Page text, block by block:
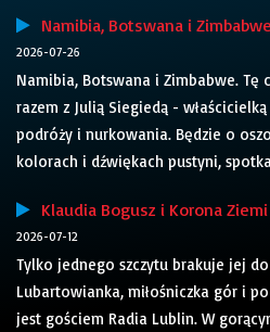
Namibia, Botswana i
2026-07-26
Namibia, Botswana i Zimbabwe. Tę
razem z Julią Siegiedą -
podróży i nurkowania. Będzie o
kolorach i dźwiękach pustyni,
Klaudia Bogusz i Korona
2026-07-12
Tylko jednego szczytu brakuje jej
Lubartowianka, miłośniczka gór i
jest gościem Radia Lublin. W